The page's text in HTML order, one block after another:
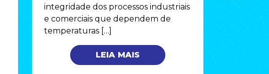
integridade dos processos industriais
e comerciais que dependem de
temperaturas […]
LEIA MAIS